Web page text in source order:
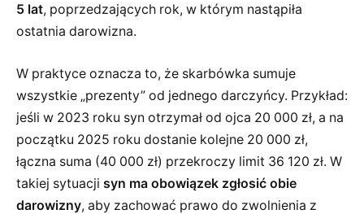
5 lat, poprzedzających rok, w którym nastąpiła
ostatnia darowizna.
W praktyce oznacza to, że skarbówka sumuje
wszystkie „prezenty” od jednego darczyńcy. Przykład:
jeśli w 2023 roku syn otrzymał od ojca 20 000 zł, a na
początku 2025 roku dostanie kolejne 20 000 zł,
łączna suma (40 000 zł) przekroczy limit 36 120 zł. W
takiej sytuacji syn ma obowiązek zgłosić obie
darowizny, aby zachować prawo do zwolnienia z